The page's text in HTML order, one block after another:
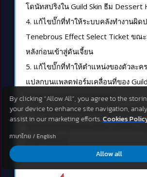
โดนัทสปริงใน Guild Skin ธีม Dessert
4. แก้ไขบั๊กที่ทำให้ระบบคลังทำงานผิด
Tenebrous Effect Select Ticket ขณ
หลังก่อนเข้าสู่ดันเจี้ยน
5. แก้ไขบั๊กที่ทำให้ตำแหน่งของตัวละค
แปลกบนแพลตฟอร์มเคลื่อนที่ของ
Hanging Gardens of Water
6. แก้ไขบั๊กที่ทำให้การไฮไลต์ช่องใน
ช่องด้วยเมาส์
By clicking “Allow All”, you agree to the
your device to enhance site navigation,
assist in our marketing efforts.Cookies
ภาษาไทย / English
Allow all